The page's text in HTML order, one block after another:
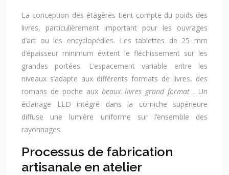
La conception des étagères tient compte du poids des
livres, particulièrement important pour les ouvrages
d’art ou les encyclopédies. Les tablettes de 25 mm
d’épaisseur minimum évitent le fléchissement sur les
grandes portées. L’espacement variable entre les
niveaux s’adapte aux différents formats de livres, des
romans de poche aux beaux livres grand format . Un
éclairage LED intégré dans la corniche supérieure
diffuse une lumière uniforme sur l’ensemble des
rayonnages.
Processus de fabrication
artisanale en atelier